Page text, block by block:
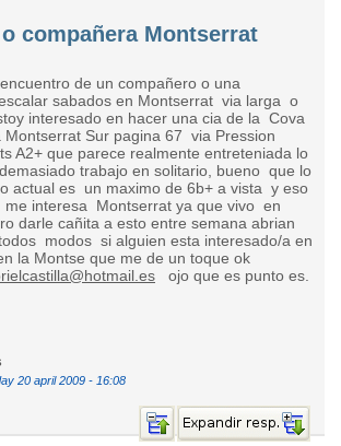
compañera Montserrat
de un compañero o una
sabados en Montserrat via larga o
interesado en hacer una cia de la Cova
Montserrat Sur pagina 67 via Pression
A2+ que parece realmente entreteniada lo
trabajo en solitario, bueno que lo
actual es un maximo de 6b+ a vista y eso
interesa Montserrat ya que vivo en
darle cañita a esto entre semana abrian
modos si alguien esta interesado/a en
la Montse que me de un toque ok
ojo que es punto es.
20 april 2009 - 16:08